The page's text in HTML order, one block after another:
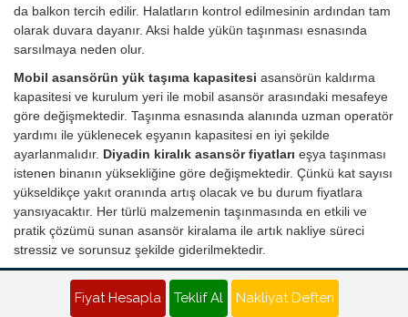
da balkon tercih edilir. Halatların kontrol edilmesinin ardından tam
olarak duvara dayanır. Aksi halde yükün taşınması esnasında
sarsılmaya neden olur.
Mobil asansörün yük taşıma kapasitesi asansörün kaldırma
kapasitesi ve kurulum yeri ile mobil asansör arasındaki mesafeye
göre değişmektedir. Taşınma esnasında alanında uzman operatör
yardımı ile yüklenecek eşyanın kapasitesi en iyi şekilde
ayarlanmalıdır. Diyadin kiralık asansör fiyatları eşya taşınması
istenen binanın yüksekliğine göre değişmektedir. Çünkü kat sayısı
yükseldikçe yakıt oranında artış olacak ve bu durum fiyatlara
yansıyacaktır. Her türlü malzemenin taşınmasında en etkili ve
pratik çözümü sunan asansör kiralama ile artık nakliye süreci
stressiz ve sorunsuz şekilde giderilmektedir.
Diyadin Nakliyat Teklifi - Evden Eve Nakliye Fiyatı Al
Fiyat Hesapla Teklif Al Nakliyat Defteri